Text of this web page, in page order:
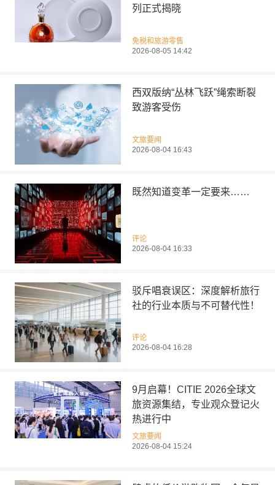
列正式揭晓
免税和旅游零售
2026-08-05 14:42
西双版纳“丛林飞跃”绳索断裂
致游客受伤
文旅要闻
2026-08-04 16:43
既然知道变革一定要来……
评论
2026-08-04 16:33
驳斥唱衰误区：深度解析旅行
社的行业本质与不可替代性！
评论
2026-08-04 16:28
9月启幕！CITIE 2026全球文
旅资源集结，专业观众登记火
热进行中
文旅要闻
2026-08-04 15:24